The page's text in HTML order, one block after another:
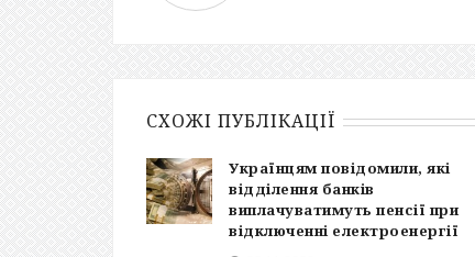
СХОЖІ ПУБЛІКАЦІЇ
Українцям повідомили, які
відділення банків
виплачуватимуть пенсії при
відключенні електроенергії